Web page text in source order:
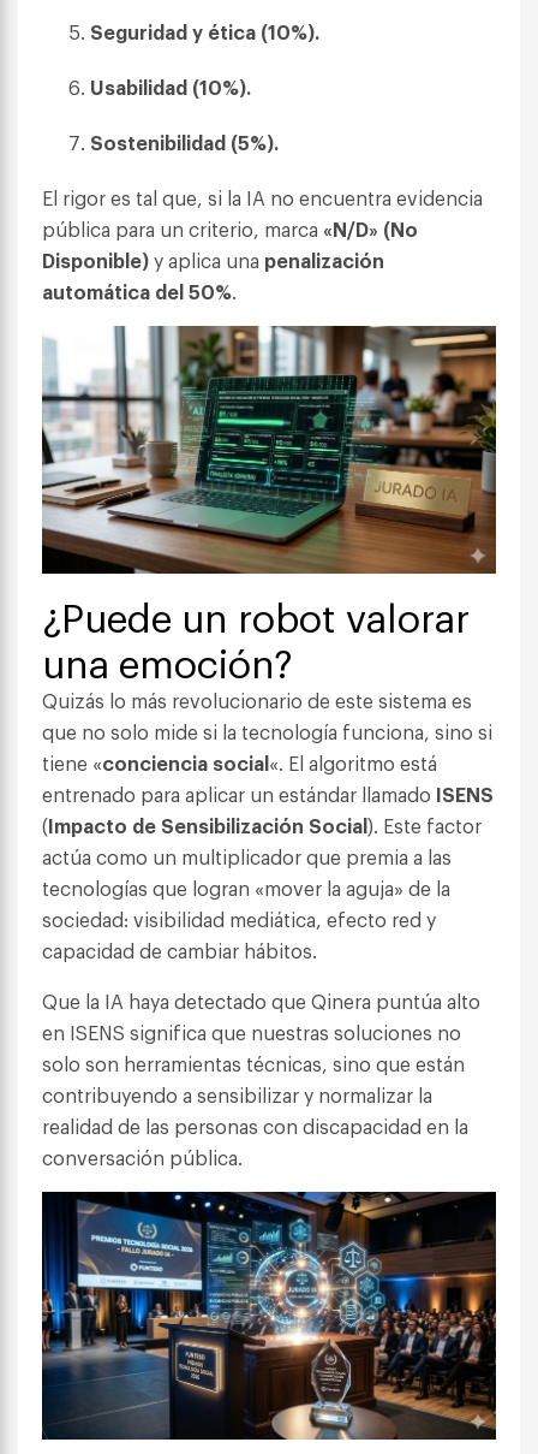
Seguridad y ética (10%).
Usabilidad (10%).
Sostenibilidad (5%).
El rigor es tal que, si la IA no encuentra evidencia
pública para un criterio, marca «N/D» (No
Disponible)y aplica una penalización
automática del 50%.
¿Puede un robot valorar
una emoción?
Quizás lo más revolucionario de este sistema es
que no solo mide si la tecnología funciona, sino si
tiene «conciencia social«. El algoritmo está
entrenado para aplicar un estándar llamado ISENS
(Impacto de Sensibilización Social). Este factor
actúa como un multiplicador que premia a las
tecnologías que logran «mover la aguja» de la
sociedad: visibilidad mediática, efecto red y
capacidad de cambiar hábitos.
Que la IA haya detectado que Qinera puntúa alto
en ISENS significa que nuestras soluciones no
solo son herramientas técnicas, sino que están
contribuyendo a sensibilizar y normalizar la
realidad de las personas con discapacidad en la
conversación pública.